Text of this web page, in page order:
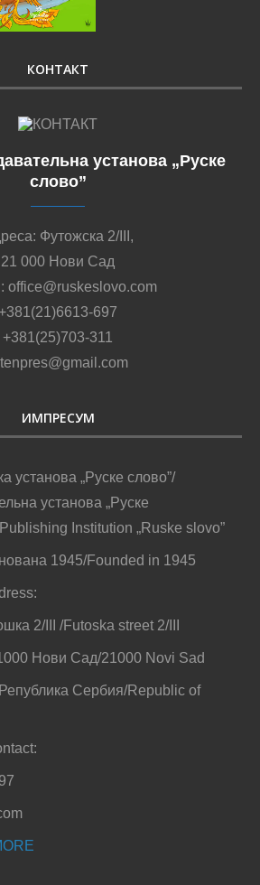
КОНТАКТ
установа „Руске
слово”
Футожска 2/III,
21 000 Нови Сад
office@ruskeslovo.com
+381(21)6613-697
+381(25)703-311
ИМПРЕСУМ
установа „Руске слово”/
установа „Руске
Institution „Ruske slovo”
1945/Founded in 1945
2/III /Futoska street 2/III
Нови Сад/21000 Novi Sad
Сербия/Republic of